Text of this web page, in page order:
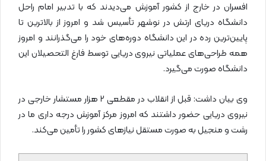
افسران در خارج از کشور آموزش می‌دیدند که با تدبیر امام راحل
دانشگاه دریای ارتش در نوشهر تأسیس شد و امروز از بالاترین تا
پایین‌ترین رده در این دانشگاه دوره‌های خود را می‌گذرانند و امروز
همه طراحی‌های عملیاتی نیروی دریایی توسط فارغ التحصیلان این
دانشگاه صورت می‌گیرد.
وی بیان داشت: قبل از انقلاب در مقطعی ۲ هزار مستشار خارجی در
نیروی دریایی حضور داشتند که امروز مرکز آموزش درجه داری ما در
رشت و منجیل به صورت مستقل نیازهای کشور را تأمین می‌کند.